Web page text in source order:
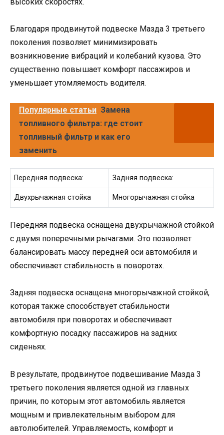
Благодаря продвинутой подвеске Мазда 3 третьего
поколения позволяет минимизировать
возникновение вибраций и колебаний кузова. Это
существенно повышает комфорт пассажиров и
уменьшает утомляемость водителя.
Популярные статьи Замена
топливного фильтра: где стоит
топливный фильтр и как его
заменить
Передняя подвеска: Задняя подвеска:
Двухрычажная стойка Многорычажная стойка
Передняя подвеска оснащена двухрычажной стойкой
с двумя поперечными рычагами. Это позволяет
балансировать массу передней оси автомобиля и
обеспечивает стабильность в поворотах.
Задняя подвеска оснащена многорычажной стойкой,
которая также способствует стабильности
автомобиля при поворотах и обеспечивает
комфортную посадку пассажиров на задних
сиденьях.
В результате, продвинутое подвешивание Мазда 3
третьего поколения является одной из главных
причин, по которым этот автомобиль является
мощным и привлекательным выбором для
автолюбителей. Управляемость, комфорт и